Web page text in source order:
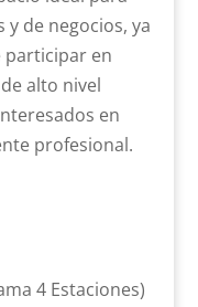
de negocios, ya
participar en
alto nivel
en
profesional.
4 Estaciones)